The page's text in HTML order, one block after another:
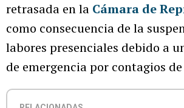
retrasada en la Cámara de
como consecuencia de la
labores presenciales debido a
de emergencia por contagios de